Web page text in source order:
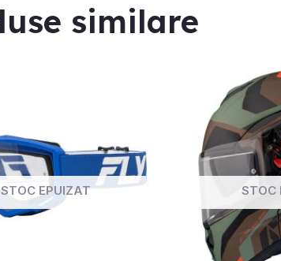
similare
STOC EPUIZAT STOC